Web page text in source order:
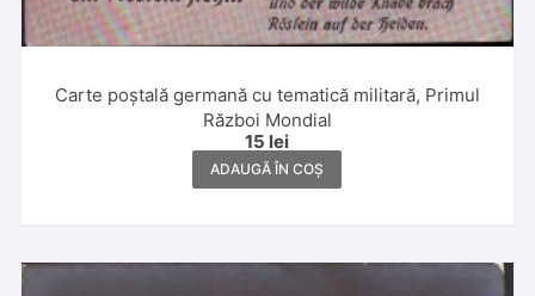
Carte poștală germană cu tematică militară, Primul
Război Mondial
15 lei
ADAUGĂ ÎN COȘ